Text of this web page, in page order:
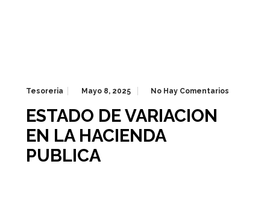
Tesoreria Mayo 8, 2025 No Hay Comentarios
ESTADO DE VARIACION
EN LA HACIENDA
PUBLICA